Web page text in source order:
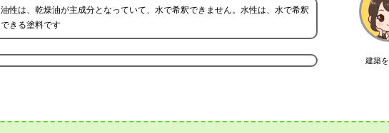
建築
油性は、乾燥油が主成分となっていて、水で希釈できません。水性は、水で希釈
できる塗料です